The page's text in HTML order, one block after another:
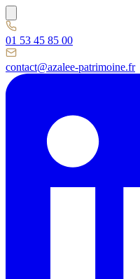
01 53 45 85 00
contact@azalee-patrimoine.fr